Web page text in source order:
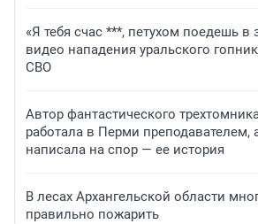
«Я тебя счас ***, петухом поедешь в
видео нападения уральского
СВО
Автор фантастического
работала в Перми преподавателем,
написала на спор — ее история
В лесах Архангельской области
правильно пожарить